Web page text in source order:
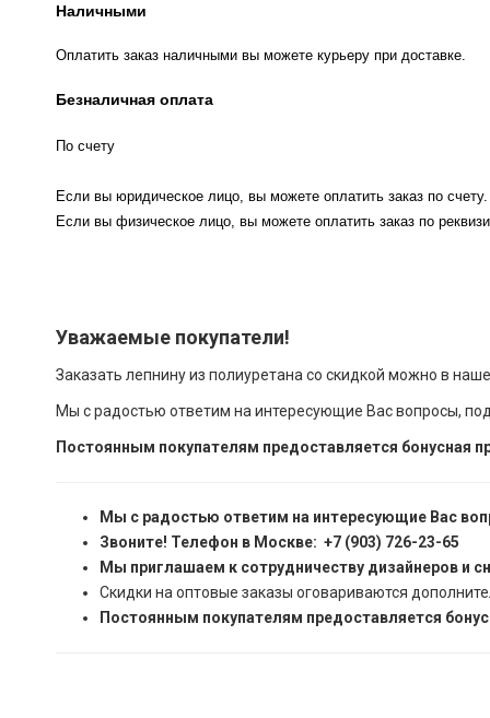
Наличными
Оплатить заказ наличными вы можете курьеру при доставке.
Безналичная оплата
По счету
Если вы юридическое лицо, вы можете оплатить заказ по счету.
Если вы физическое лицо, вы можете оплатить заказ по
Уважаемые покупатели!
Заказать лепнину из полиуретана со скидкой можно в
Мы с радостью ответим на интересующие Вас вопросы,
Постоянным покупателям предоставляется бонусная
Мы с радостью ответим на интересующие Вас
Звоните! Телефон в Москве: +7 (903) 726-23-65
Мы приглашаем к сотрудничеству дизайнеров и
Скидки на оптовые заказы оговариваются
Постоянным покупателям предоставляется